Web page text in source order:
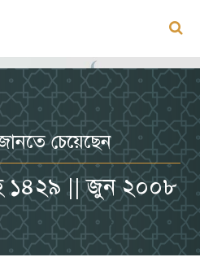
চেয়েছেন
১৪২৯ || জুন ২০০৮